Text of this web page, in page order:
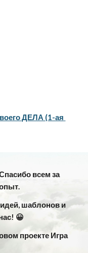
ДЕЛА (1-ая
всем за
идей, шаблонов и
😀
проекте Игра